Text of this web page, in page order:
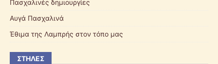
Πασχαλινές δημιουργίες
Αυγά Πασχαλινά
Έθιμα της Λαμπρής στον τόπο μας
ΣΤΉΛΕΣ